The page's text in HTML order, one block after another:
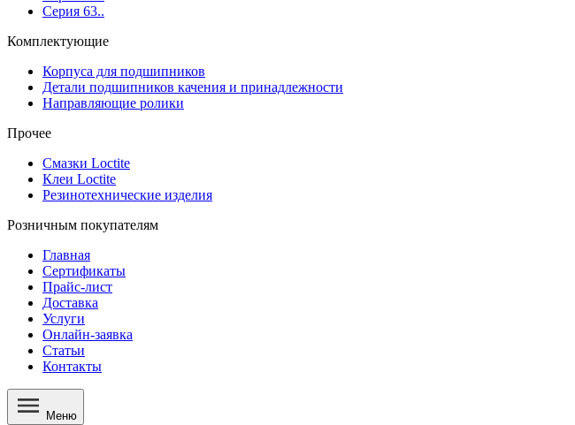
Серия 63..
Комплектующие
Корпуса для подшипников
Детали подшипников качения и принадлежности
Направляющие ролики
Прочее
Смазки Loctite
Клеи Loctite
Резинотехнические изделия
Розничным покупателям
Главная
Сертификаты
Прайс-лист
Доставка
Услуги
Онлайн-заявка
Статьи
Контакты
Меню